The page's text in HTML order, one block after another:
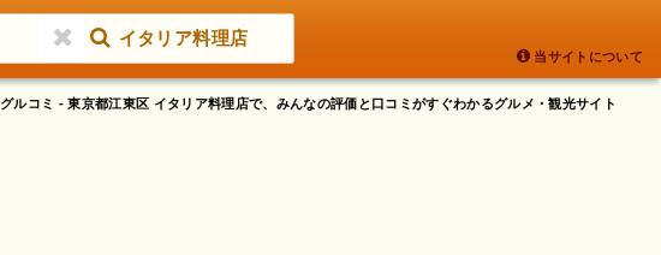
イタリア料理店
当サイトについて
グルコミ - 東京都江東区 イタリア料理店で、みんなの評価と口コミがすぐわかるグルメ・観光サイト